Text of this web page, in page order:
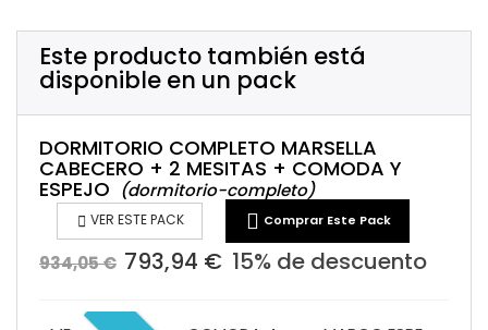
Este producto también está
disponible en un pack
DORMITORIO COMPLETO MARSELLA
CABECERO + 2 MESITAS + COMODA Y
ESPEJO (dormitorio-completo)
 VER ESTE PACK  Comprar Este Pack
934,05 € 793,94 € 15% de descuento